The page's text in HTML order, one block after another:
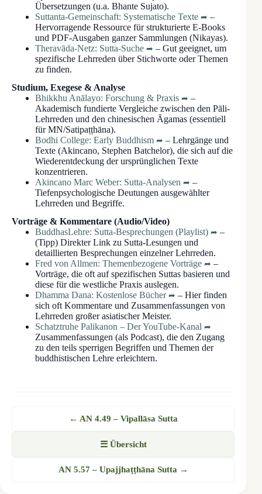
Übersetzungen (u.a. Bhante Sujato).
Suttanta-Gemeinschaft: Systematische Texte
–
Hervorragende Ressource für strukturierte E-Books
und PDF-Ausgaben ganzer Sammlungen (Nikayas).
Theravāda-Netz: Sutta-Suche
– Gut geeignet, um
spezifische Lehrreden über Stichworte oder Themen
zu finden.
Studium, Exegese & Analyse
Bhikkhu Anālayo: Forschung & Praxis
–
Akademisch fundierte Vergleiche zwischen den Pāli-
Lehrreden und den chinesischen Āgamas (essentiell
für MN/Satipaṭṭhāna).
Bodhi College: Early Buddhism
– Lehrgänge und
Texte (Akincano, Stephen Batchelor), die sich auf die
Wiederentdeckung der ursprünglichen Texte
konzentrieren.
Akincano Marc Weber: Sutta-Analysen
–
Tiefenpsychologische Deutungen ausgewählter
Lehrreden und Begriffe.
Vorträge & Kommentare (Audio/Video)
BuddhasLehre: Sutta-Besprechungen (Playlist)
–
(Tipp) Direkter Link zu Sutta-Lesungen und
detaillierten Besprechungen einzelner Lehrreden.
Fred von Allmen: Themenbezogene Vorträge
–
Vorträge, die oft auf spezifischen Suttas basieren und
diese für die westliche Praxis auslegen.
Dhamma Dana: Kostenlose Bücher
– Hier finden
sich oft Kommentare und Zusammenfassungen von
Lehrreden großer asiatischer Meister.
Schatztruhe Palikanon – Der YouTube-Kanal
Zusammenfassungen (als Podcast), die den Zugang
zu den teils sperrigen Begriffen und Themen der
buddhistischen Lehre erleichtern.
← AN 4.49 – Vipallāsa Sutta
☰ Übersicht
AN 5.57 – Upajjhaṭṭhāna Sutta →